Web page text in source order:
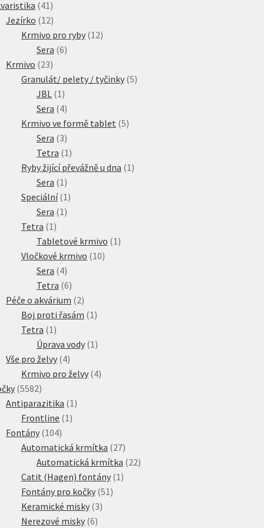
41 41
produktů
Jezírko 1212
produktů
Krmivo pro ryby 1212
Sera 66
Krmivo 2323
produktů
Granulát/ pelety / tyčinky 55
JBL 1 1
produkt
Sera 44
produkty
Krmivo ve formě tablet 55
Sera 33
produkty
Tetra 1 1
produkt
Ryby žijící převážně u dna 1 1
Sera 1 1
produkt
Speciální 1 1
Sera 1 1
Tetra 1 1
produkt
Tabletové krmivo 1 1
Vločkové krmivo 1010
Sera 44
produkty
Tetra 66
produktů
Péče o akvárium 22
produkty
Boj proti řasám 1 1
Tetra 1 1
produkt
Úprava vody 1 1
Vše pro želvy 44
produkty
Krmivo pro želvy 44
55825582
produktů
Antiparazitika 1 1
Frontline 1 1
Fontány 104104
produktů
Automatická krmítka 2727
produktů
Automatická krmítka 2222
Catit (Hagen) fontány 1 1
Fontány pro kočky 51 51
Keramické misky 33
Nerezové misky 66